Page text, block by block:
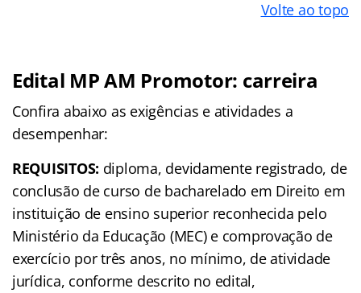
Volte ao topo
Edital MP AM Promotor: carreira
Confira abaixo as exigências e atividades a
desempenhar:
REQUISITOS: diploma, devidamente registrado, de
conclusão de curso de bacharelado em Direito em
instituição de ensino superior reconhecida pelo
Ministério da Educação (MEC) e comprovação de
exercício por três anos, no mínimo, de atividade
jurídica, conforme descrito no edital,